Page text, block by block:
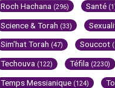
Roch Hachana (296) Santé
Science & Torah (33)
Sim'hat Torah (47) Souccot
Techouva (122) Téfila (2230)
Temps Messianique (124)